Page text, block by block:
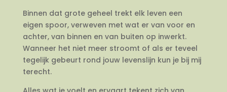
Binnen dat grote geheel trekt elk leven een
eigen spoor, verweven met wat er van voor en
achter, van binnen en van buiten op inwerkt.
Wanneer het niet meer stroomt of als er teveel
tegelijk gebeurt rond jouw levenslijn kun je bij mij
terecht.